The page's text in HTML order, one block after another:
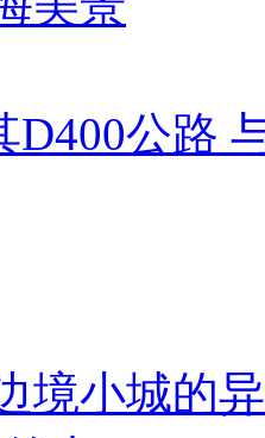
D400公路
境小城的